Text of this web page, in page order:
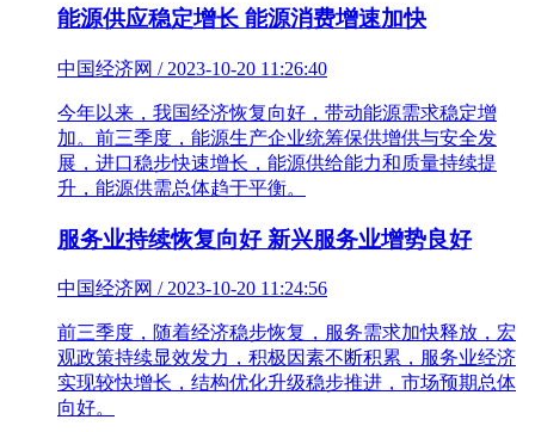
能源供应稳定增长 能源消费增速加快
中国经济网 / 2023-10-20 11:26:40
今年以来，我国经济恢复向好，带动能源需求稳定增
加。前三季度，能源生产企业统筹保供增供与安全发
展，进口稳步快速增长，能源供给能力和质量持续提
升，能源供需总体趋于平衡。
服务业持续恢复向好 新兴服务业增势良好
中国经济网 / 2023-10-20 11:24:56
前三季度，随着经济稳步恢复，服务需求加快释放，宏
观政策持续显效发力，积极因素不断积累，服务业经济
实现较快增长，结构优化升级稳步推进，市场预期总体
向好。